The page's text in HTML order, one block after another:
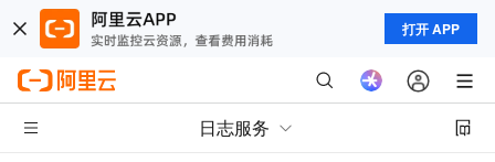
打开 APP
日志服务